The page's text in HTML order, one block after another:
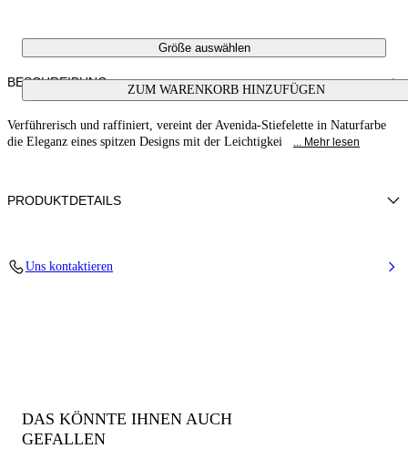
Größe auswählen
ZUM WARENKORB HINZUFÜGEN
BESCHREIBUNG
Verführerisch und raffiniert, vereint der Avenida-Stiefelette in Naturfarbe
die Eleganz eines spitzen Designs mit der Leichtigkei
... Mehr lesen
PRODUKTDETAILS
Uns kontaktieren
DAS KÖNNTE IHNEN AUCH
GEFALLEN